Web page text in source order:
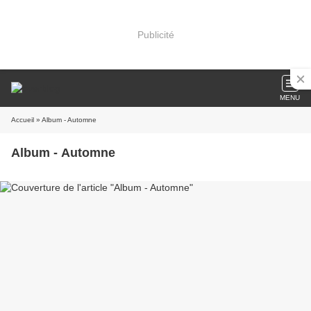
Publicité
MENU
Accueil » Album - Automne
Album - Automne